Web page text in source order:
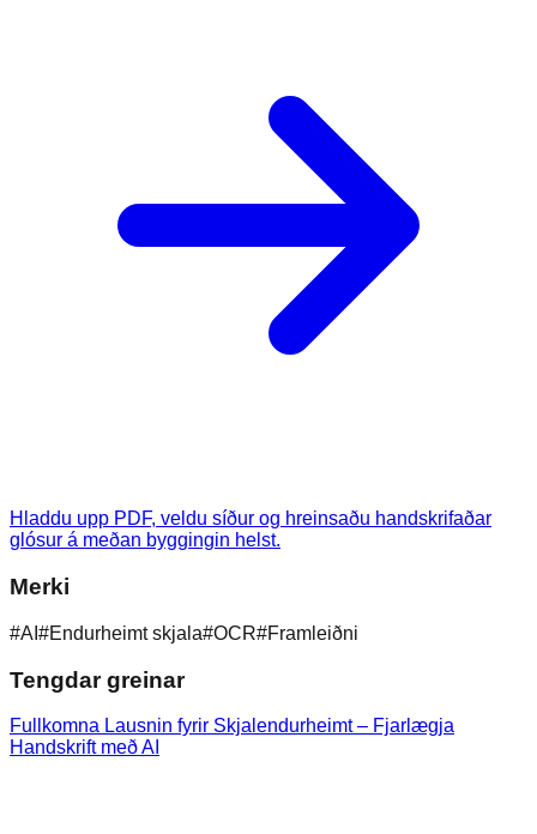
Hladdu upp PDF, veldu síður og hreinsaðu handskrifaðar
glósur á meðan byggingin helst.
Merki
#AI #Endurheimt skjala#OCR#Framleiðni
Tengdar greinar
Fullkomna Lausnin fyrir Skjalendurheimt – Fjarlægja
Handskrift með AI